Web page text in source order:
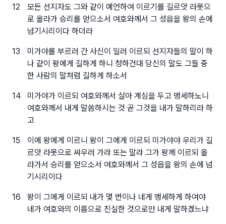
12
모든 선지자도 그와 같이 예언하여 이르기를 길르앗 라못으
로 올라가 승리를 얻으소서 여호와께서 그 성읍을 왕의 손에
넘기시리이다 하더라
13
미가야를 부르러 간 사신이 일러 이르되 선지자들의 말이 하
나 같이 왕에게 길하게 하니 청하건대 당신의 말도 그들 중
한 사람의 말처럼 길하게 하소서
14
미가야가 이르되 여호와께서 살아 계심을 두고 맹세하노니
여호와께서 내게 말씀하시는 것 곧 그것을 내가 말하리라 하
고
15
이에 왕에게 이르니 왕이 그에게 이르되 미가야야 우리가 길
르앗 라못으로 싸우러 가랴 또는 말랴 그가 왕께 이르되 올
라가서 승리를 얻으소서 여호와께서 그 성읍을 왕의 손에 넘
기시리이다
16
왕이 그에게 이르되 내가 몇 번이나 네게 맹세하게 하여야
네가 여호와의 이름으로 진실한 것으로만 내게 말하겠느냐